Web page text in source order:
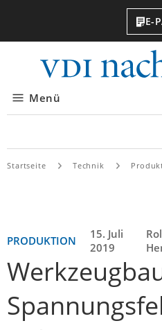
E-
Menü
Startseite Technik
PRODUKTION
15. Juli
2019